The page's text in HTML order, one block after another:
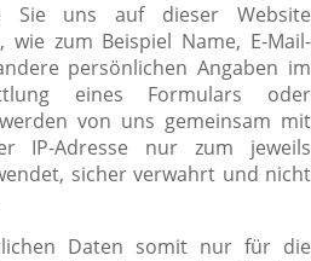
Sie uns auf dieser Website
zum Beispiel Name, E-Mail-
persönlichen Angaben im
eines Formulars oder
von uns gemeinsam mit
IP-Adresse nur zum jeweils
sicher verwahrt und nicht
Daten somit nur für die